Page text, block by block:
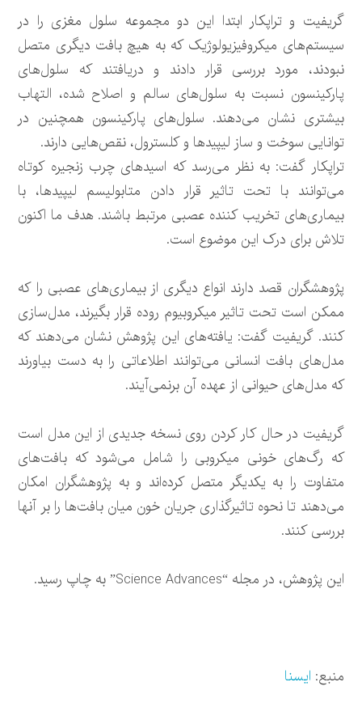
گریفیت و تراپکار ابتدا این دو مجموعه سلول مغزی را در
سیستم‌های میکروفیزیولوژیک که به هیچ بافت دیگری متصل
نبودند، مورد بررسی قرار دادند و دریافتند که سلول‌های
پارکینسون نسبت به سلول‌های سالم و اصلاح شده، التهاب
بیشتری نشان می‌دهند. سلول‌های پارکینسون همچنین در
توانایی سوخت و ساز لیپیدها و کلسترول، نقص‌هایی دارند.
تراپکار گفت: به نظر می‌رسد که اسیدهای چرب زنجیره کوتاه
می‌توانند با تحت تاثیر قرار دادن متابولیسم لیپیدها، با
بیماری‌های تخریب کننده عصبی مرتبط باشند. هدف ما اکنون
تلاش برای درک این موضوع است.
پژوهشگران قصد دارند انواع دیگری از بیماری‌های عصبی را که
ممکن است تحت تاثیر میکروبیوم روده قرار بگیرند، مدل‌سازی
کنند. گریفیت گفت: یافته‌های این پژوهش نشان می‌دهند که
مدل‌های بافت انسانی می‌توانند اطلاعاتی را به دست بیاورند
که مدل‌های حیوانی از عهده آن برنمی‌آیند.
گریفیت در حال کار کردن روی نسخه جدیدی از این مدل است
که رگ‌های خونی میکروبی را شامل می‌شود که بافت‌های
متفاوت را به یکدیگر متصل کرده‌اند و به پژوهشگران امکان
می‌دهند تا نحوه تاثیرگذاری جریان خون میان بافت‌ها را بر آنها
بررسی کنند.
این پژوهش، در مجله “Science Advances” به چاپ رسید.
منبع: ایسنا